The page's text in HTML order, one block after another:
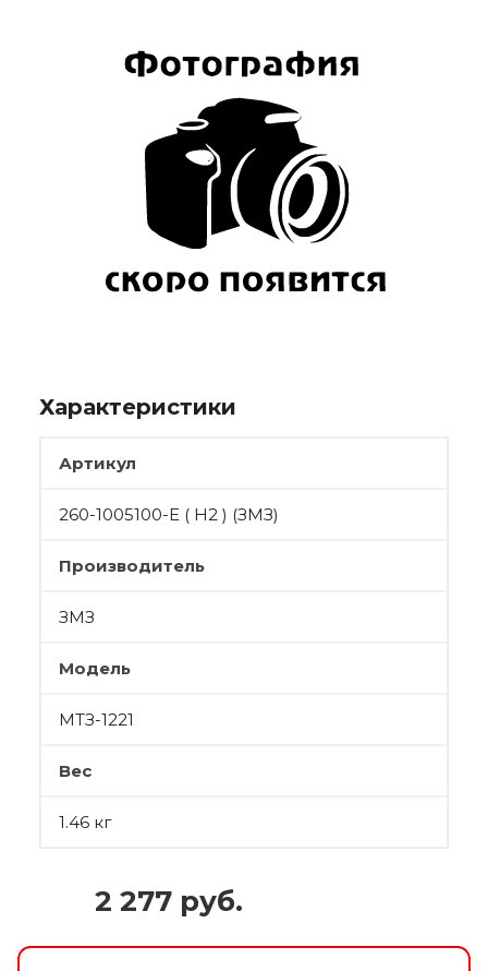
Характеристики
Артикул
260-1005100-Е ( Н2 ) (ЗМЗ)
Производитель
ЗМЗ
Модель
МТЗ-1221
Вес
1.46 кг
2 277 руб.